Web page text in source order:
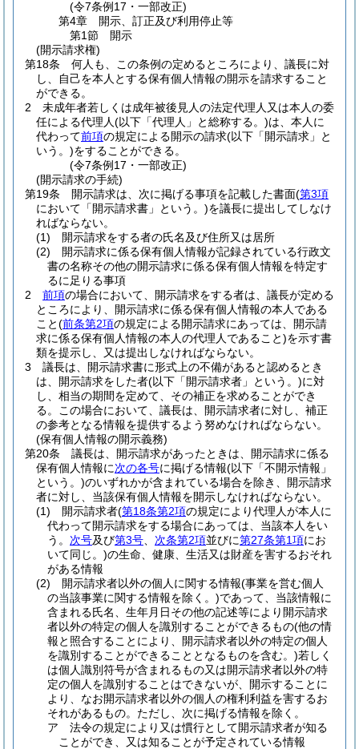
(令7条例17・一部改正)
第4章
開示、訂正及び利用停止等
第1節
開示
(開示請求権)
第18条
何人も、この条例の定めるところにより、議長に対
し、自己を本人とする保有個人情報の開示を請求すること
ができる。
2
未成年者若しくは成年被後見人の法定代理人又は本人の委
任による代理人(以下「代理人」と総称する。)は、本人に
代わって前項の規定による開示の請求(以下「開示請求」と
いう。)をすることができる。
(令7条例17・一部改正)
(開示請求の手続)
第19条
開示請求は、次に掲げる事項を記載した書面(第3項
において「開示請求書」という。)を議長に提出してしなけ
ればならない。
(1)
開示請求をする者の氏名及び住所又は居所
(2)
開示請求に係る保有個人情報が記録されている行政文
書の名称その他の開示請求に係る保有個人情報を特定す
るに足りる事項
2
前項の場合において、開示請求をする者は、議長が定める
ところにより、開示請求に係る保有個人情報の本人である
こと(前条第2項の規定による開示請求にあっては、開示請
求に係る保有個人情報の本人の代理人であること)を示す書
類を提示し、又は提出しなければならない。
3
議長は、開示請求書に形式上の不備があると認めるとき
は、開示請求をした者(以下「開示請求者」という。)に対
し、相当の期間を定めて、その補正を求めることができ
る。
この場合において、議長は、開示請求者に対し、補正
の参考となる情報を提供するよう努めなければならない。
(保有個人情報の開示義務)
第20条
議長は、開示請求があったときは、開示請求に係る
保有個人情報に次の各号に掲げる情報(以下「不開示情報」
という。)のいずれかが含まれている場合を除き、開示請求
者に対し、当該保有個人情報を開示しなければならない。
(1)
開示請求者(第18条第2項の規定により代理人が本人に
代わって開示請求をする場合にあっては、当該本人をい
う。 次号及び第3号 次条第2項並びに第27条第1項にお
いて同じ。)の生命、健康、生活又は財産を害するおそれ
がある情報
(2)
開示請求者以外の個人に関する情報(事業を営む個人
の当該事業に関する情報を除く。)であって、当該情報に
含まれる氏名、生年月日その他の記述等により開示請求
者以外の特定の個人を識別することができるもの(他の情
報と照合することにより、開示請求者以外の特定の個人
を識別することができることとなるものを含む。)若しく
は個人識別符号が含まれるもの又は開示請求者以外の特
定の個人を識別することはできないが、開示することに
より、なお開示請求者以外の個人の権利利益を害するお
それがあるもの。 ただし、次に掲げる情報を除く。
ア
法令の規定により又は慣行として開示請求者が知る
ことができ、又は知ることが予定されている情報